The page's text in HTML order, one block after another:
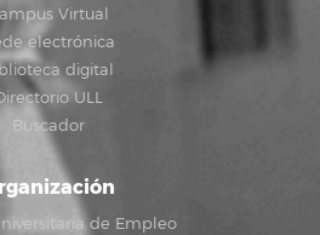
Virtual
electrónica
digital
ULL
Buscador
de Empleo